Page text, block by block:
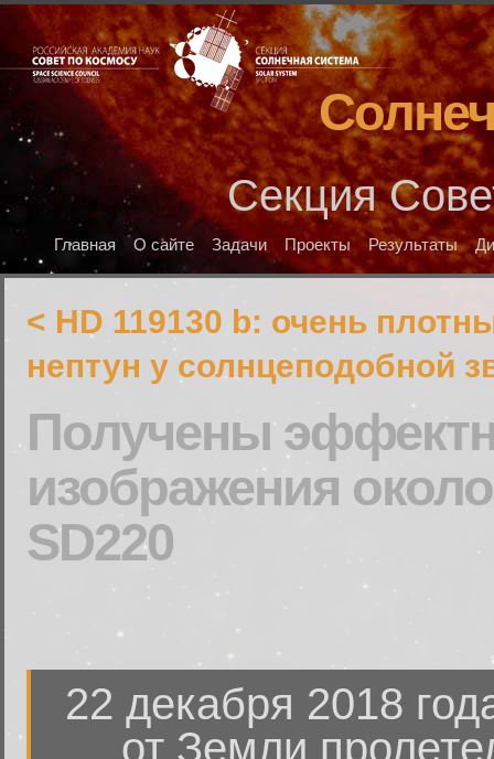
Секция
Главная О сайте Задачи Проекты Результаты
< HD 119130 b: очень
нептун у солнцеподобной
Получены
изображения
SD220
22 декабря 2018
от Земли